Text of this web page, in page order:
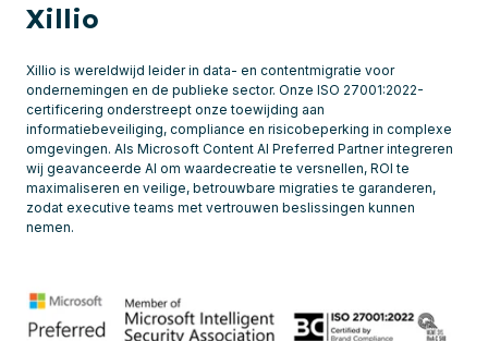
Xillio
Xillio is wereldwijd leider in data- en contentmigratie voor
ondernemingen en de publieke sector. Onze ISO 27001:2022-
certificering onderstreept onze toewijding aan
informatiebeveiliging, compliance en risicobeperking in complexe
omgevingen. Als Microsoft Content AI Preferred Partner integreren
wij geavanceerde AI om waardecreatie te versnellen, ROI te
maximaliseren en veilige, betrouwbare migraties te garanderen,
zodat executive teams met vertrouwen beslissingen kunnen
nemen.